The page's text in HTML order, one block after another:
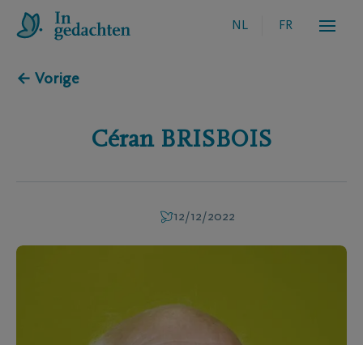
NL FR
← Vorige
Céran BRISBOIS
12/12/2022